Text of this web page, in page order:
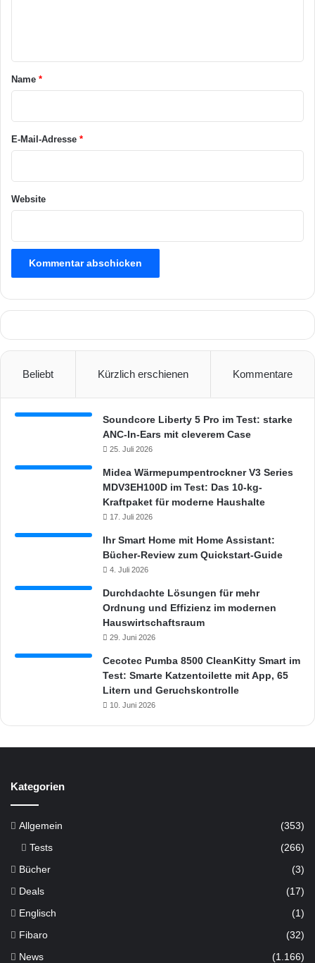
a
r
Name *
E-Mail-Adresse *
Website
Beliebt Kürzlich erschienen Kommentare
Soundcore Liberty 5 Pro im Test: starke
ANC-In-Ears mit cleverem Case
25. Juli 2026
Midea Wärmepumpentrockner V3 Series
MDV3EH100D im Test: Das 10-kg-
Kraftpaket für moderne Haushalte
17. Juli 2026
Ihr Smart Home mit Home Assistant:
Bücher-Review zum Quickstart-Guide
4. Juli 2026
Durchdachte Lösungen für mehr
Ordnung und Effizienz im modernen
Hauswirtschaftsraum
29. Juni 2026
Cecotec Pumba 8500 CleanKitty Smart im
Test: Smarte Katzentoilette mit App, 65
Litern und Geruchskontrolle
10. Juni 2026
Kategorien
Allgemein (353)
Tests (266)
Bücher (3)
Deals (17)
Englisch (1)
Fibaro (32)
News (1.166)